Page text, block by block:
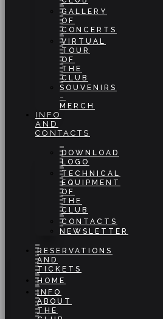
GALLERY
OF
CONCERTS
VIRTUAL
TOUR
OF
THE
CLUB
SOUVENIRS
–
MERCH
INFO
AND
CONTACTS
DOWNLOAD
LOGO
TECHNICAL
EQUIPMENT
OF
THE
CLUB
CONTACTS
NEWSLETTER
RESERVATIONS
AND
TICKETS
HOME
INFO
ABOUT
THE